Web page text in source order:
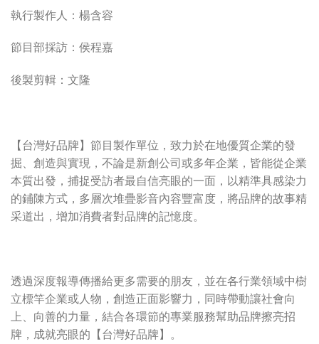
執行製作人：楊含容
節目部採訪：侯程嘉
後製剪輯：文隆
【台灣好品牌】節目製作單位，致力於在地優質企業的發
掘、創造與實現，不論是新創公司或多年企業，皆能從企業
本質出發，捕捉受訪者最自信亮眼的一面，以精準具感染力
的鋪陳方式，多層次堆疊影音內容豐富度，將品牌的故事精
采道出，增加消費者對品牌的記憶度。
透過深度報導傳播給更多需要的朋友，並在各行業領域中樹
立標竿企業或人物，創造正面影響力，同時帶動讓社會向
上、向善的力量，結合各環節的專業服務幫助品牌擦亮招
牌，成就亮眼的【台灣好品牌】。